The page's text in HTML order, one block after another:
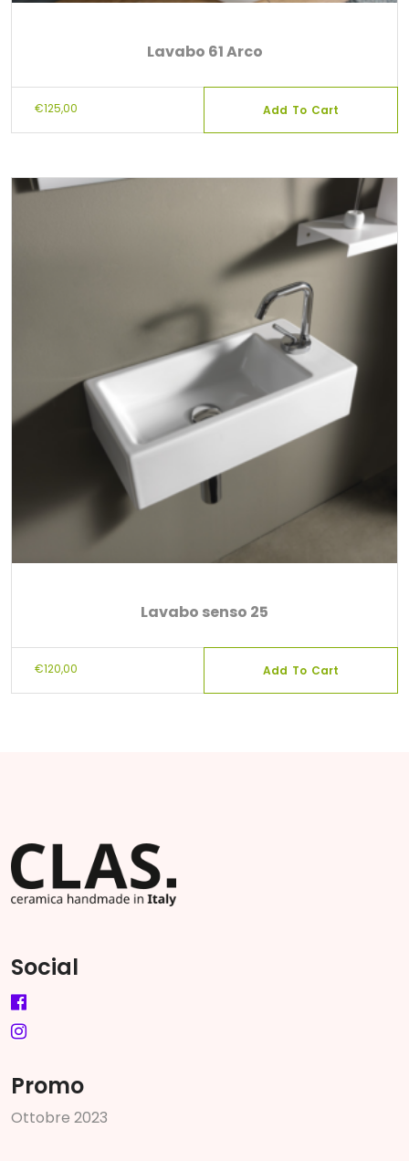
Lavabo 61 Arco
€125,00 Add To Cart
Lavabo senso 25
€120,00 Add To Cart
Social
Promo
Ottobre 2023